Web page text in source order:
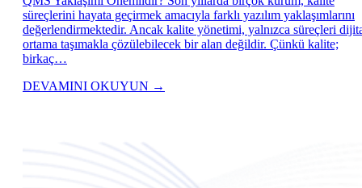
süreçlerini hayata geçirmek amacıyla farklı yazılım yaklaşımlarını
değerlendirmektedir. Ancak kalite yönetimi, yalnızca süreçleri
ortama taşımakla çözülebilecek bir alan değildir. Çünkü kalite;
birkaç…
DEVAMINI OKUYUN →